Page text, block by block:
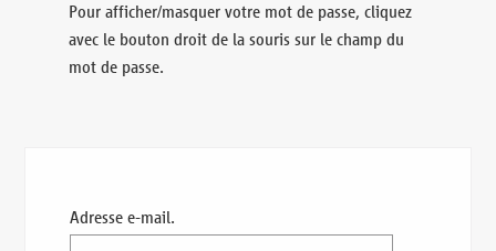
Pour afficher/masquer votre mot de passe, cliquez
avec le bouton droit de la souris sur le champ du
mot de passe.
Adresse e-mail.